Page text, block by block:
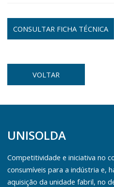
CONSULTAR FICHA TÉCNICA
VOLTAR
UNISOLDA
Competitividade e iniciativa no
consumíveis para a indústria e,
aquisição da unidade fabril, no